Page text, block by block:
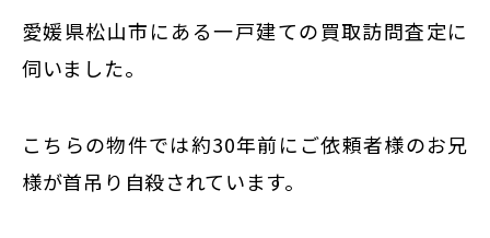
東京
高崎
神奈川
愛媛県松山市にある一戸建ての買取訪問査定に
伺いました。
こちらの物件では約30年前にご依頼者様のお兄
様が首吊り自殺されています。